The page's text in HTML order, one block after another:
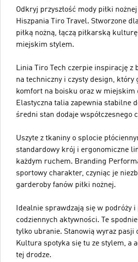
Odkryj przyszłość mody piłki
Hiszpania Tiro Travel. Stworzone
piłką nożną, łączą piłkarską
miejskim stylem.
Linia Tiro Tech czerpie inspirację z
na techniczny i czysty design, który
komfort na boisku oraz w miejskim
Elastyczna talia zapewnia stabilne
średni stan dodaje współczesnego
Uszyte z tkaniny o splocie
standardowy krój i ergonomiczne
każdym ruchem. Branding
sportowy charakter, czyniąc je
garderoby fanów piłki nożnej.
Idealnie sprawdzają się w podróży i
codziennych aktywności. Te
tylko ubranie. Stanowią wyraz pasji
Kultura spotyka się tu ze stylem, a
tej drodze.